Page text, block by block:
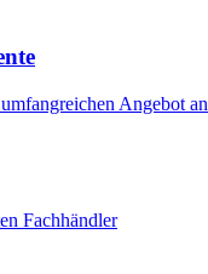
Angebot an
Fachhändler